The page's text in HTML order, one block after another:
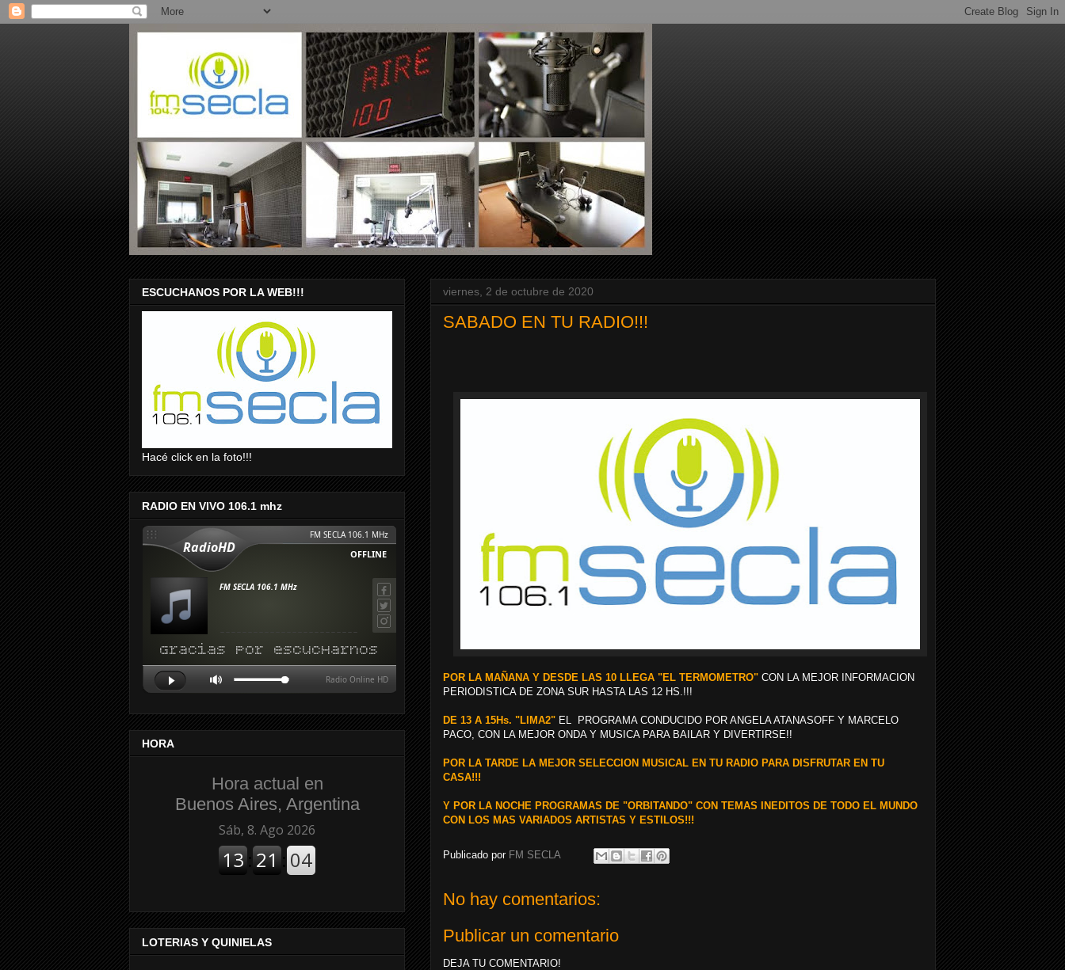
viernes, 2 de octubre de 2020
SABADO EN TU RADIO!!!
POR LA MAÑANA Y DESDE LAS 10 LLEGA "EL TERMOMETRO" CON LA MEJOR INFORMACION
PERIODISTICA DE ZONA SUR HASTA LAS 12 HS.!!!
DE 13 A 15Hs. "LIMA2" EL PROGRAMA CONDUCIDO POR ANGELA ATANASOFF Y MARCELO
PACO, CON LA MEJOR ONDA Y MUSICA PARA BAILAR Y DIVERTIRSE!!
POR LA TARDE LA MEJOR SELECCION MUSICAL EN TU RADIO PARA DISFRUTAR EN TU
CASA!!!
Y POR LA NOCHE PROGRAMAS DE "ORBITANDO" CON TEMAS INEDITOS DE TODO EL MUNDO
CON LOS MAS VARIADOS ARTISTAS Y ESTILOS!!!
Publicado por FM SECLA
No hay comentarios:
Publicar un comentario
DEJA TU COMENTARIO!
ESCUCHANOS POR LA WEB!!!
Hacé click en la foto!!!
RADIO EN VIVO 106.1 mhz
HORA
Hora actual en
Buenos Aires, Argentina
LOTERIAS Y QUINIELAS